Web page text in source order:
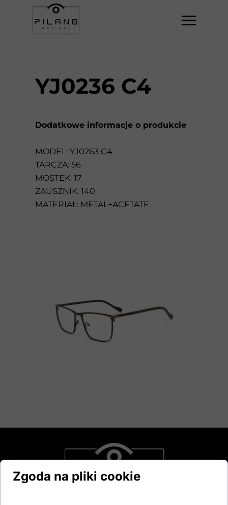
Dodatkowe informacje o produkcie
MODEL: YJ0263 C4
TARCZA: 56
MOSTEK: 17
ZAUSZNIK: 140
MATERIAŁ: METAL+ACETATE
YJ0236 C4
Zgoda na pliki cookie